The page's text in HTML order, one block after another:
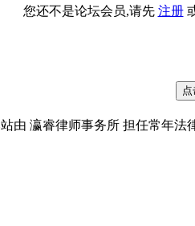
您还不是论坛会员,请先 注册
由 瀛睿律师事务所 担任常年法